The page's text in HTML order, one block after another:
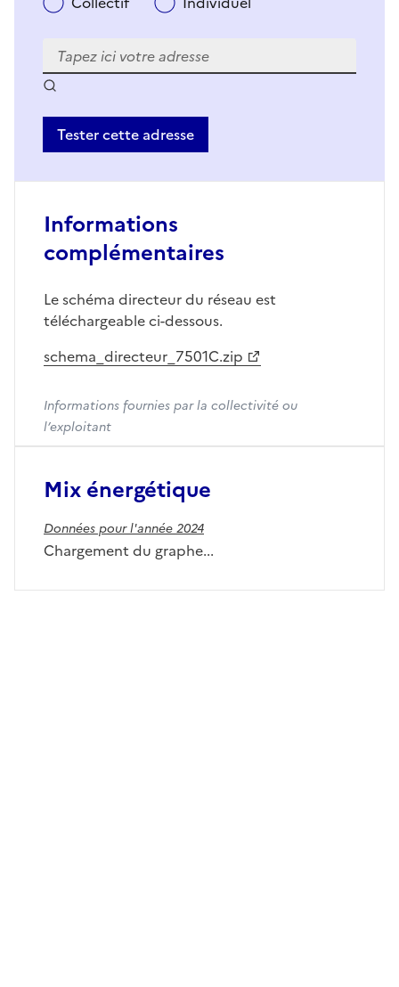
Tester cette adresse
Informations
complémentaires
Le schéma directeur du réseau est
téléchargeable ci-dessous.
schema_directeur_7501C.zip
Informations fournies par la collectivité ou
l’exploitant
Mix énergétique
Données pour l'année 2024
Chargement du graphe...